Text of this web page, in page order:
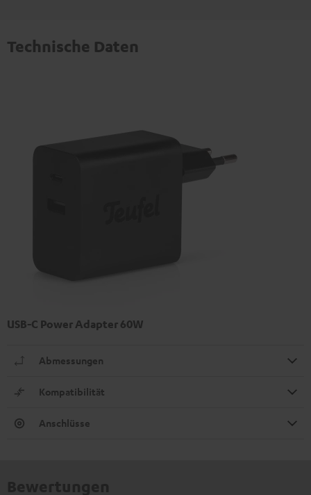
Technische Daten
USB-C Power Adapter 60W
Abmessungen
Kompatibilität
Anschlüsse